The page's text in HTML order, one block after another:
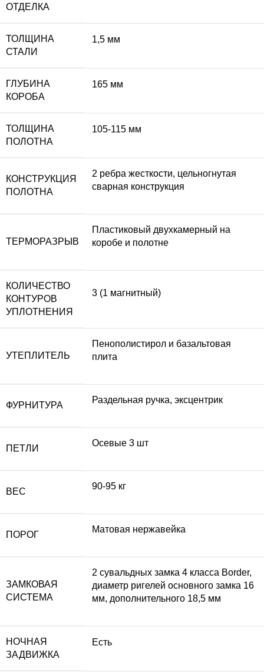
ОТДЕЛКА
ТОЛЩИНА
СТАЛИ
1,5 мм
ГЛУБИНА
КОРОБА
165 мм
ТОЛЩИНА
ПОЛОТНА
105-115 мм
КОНСТРУКЦИЯ
ПОЛОТНА
2 ребра жесткости, цельногнутая
сварная конструкция
ТЕРМОРАЗРЫВ
Пластиковый двухкамерный на
коробе и полотне
КОЛИЧЕСТВО
КОНТУРОВ
УПЛОТНЕНИЯ
3 (1 магнитный)
УТЕПЛИТЕЛЬ
Пенополистирол и базальтовая
плита
ФУРНИТУРА
Раздельная ручка, эксцентрик
ПЕТЛИ
Осевые 3 шт
ВЕС
90-95 кг
ПОРОГ
Матовая нержавейка
ЗАМКОВАЯ
СИСТЕМА
2 сувальдных замка 4 класса Border,
диаметр ригелей основного замка 16
мм, дополнительного 18,5 мм
НОЧНАЯ
ЗАДВИЖКА
Есть